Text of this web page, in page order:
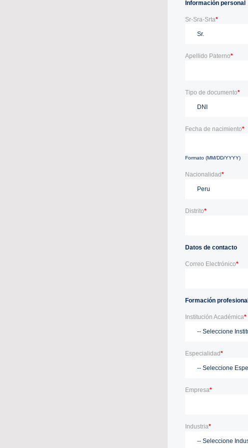
Información personal
Sr-Sra-Srta*
Apellido Paterno*
Tipo de documento*
Fecha de nacimiento*
Formato (MM/DD/YYYY)
Nacionalidad*
Distrito*
Datos de contacto
Correo Electrónico*
Formación profesional
Institución Académica*
Especialidad*
Empresa*
Industria*